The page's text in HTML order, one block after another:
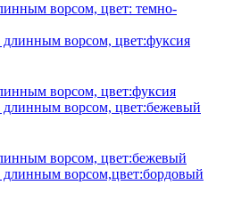
ворсом, цвет: темно-
ворсом, цвет:фуксия
ворсом, цвет:бежевый